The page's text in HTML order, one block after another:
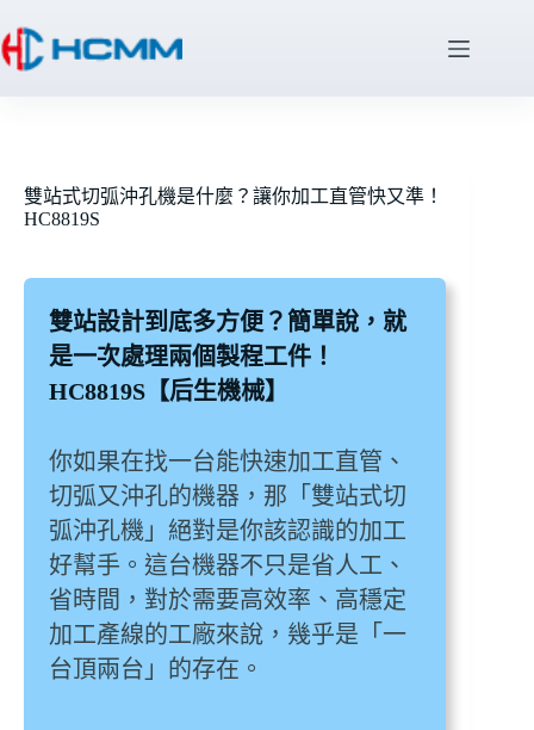
雙站式切弧沖孔機是什麼？讓你加工直管快又準！
HC8819S
雙站設計到底多方便？簡單說，就
是一次處理兩個製程工件！
HC8819S【后生機械】
你如果在找一台能快速加工直管、
切弧又沖孔的機器，那「雙站式切
弧沖孔機」絕對是你該認識的加工
好幫手。這台機器不只是省人工、
省時間，對於需要高效率、高穩定
加工產線的工廠來說，幾乎是「一
台頂兩台」的存在。